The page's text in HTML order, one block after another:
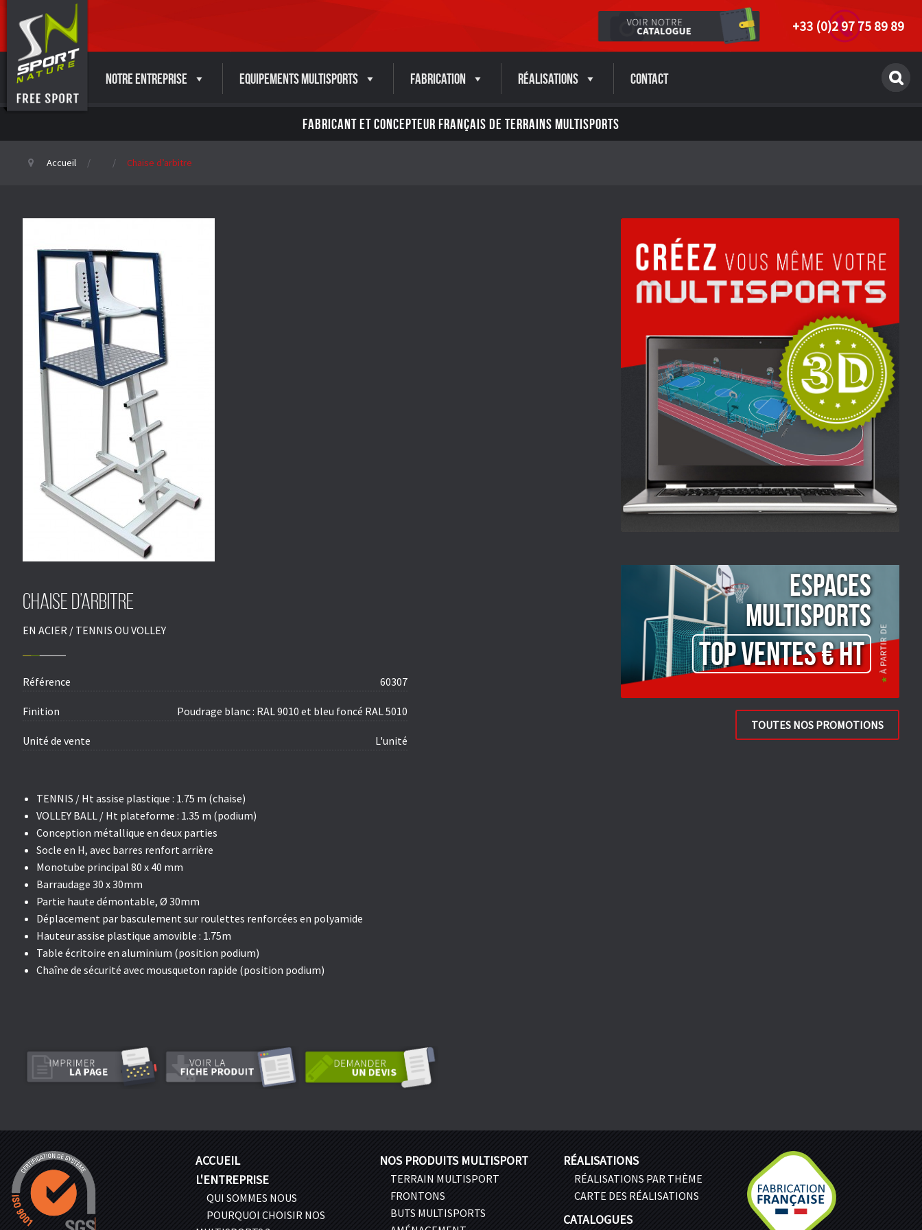
+33 (0)2 97 75 89 89
Notre entreprise Equipements Multisports Fabrication Réalisations Contact
FABRICANT ET CONCEPTEUR FRANÇAIS DE TERRAINS MULTISPORTS
Accueil Chaise d’arbitre
Chaise d’arbitre
EN ACIER / TENNIS OU VOLLEY
Référence 60307
Finition Poudrage blanc : RAL 9010 et bleu foncé RAL 5010
Unité de vente L'unité
TENNIS / Ht assise plastique : 1.75 m (chaise)
VOLLEY BALL / Ht plateforme : 1.35 m (podium)
Conception métallique en deux parties
Socle en H, avec barres renfort arrière
Monotube principal 80 x 40 mm
Barraudage 30 x 30mm
Partie haute démontable, Ø 30mm
Déplacement par basculement sur roulettes renforcées en polyamide
Hauteur assise plastique amovible : 1.75m
Table écritoire en aluminium (position podium)
Chaîne de sécurité avec mousqueton rapide (position podium)
ESPACES
Multisports
TOP VENTES € HT
TOUTES NOS PROMOTIONS
ACCUEIL
L'ENTREPRISE
QUI SOMMES NOUS
POURQUOI CHOISIR NOS
NOS PRODUITS MULTISPORT
TERRAIN MULTISPORT
FRONTONS
BUTS MULTISPORTS
RÉALISATIONS
RÉALISATIONS PAR THÈME
CARTE DES RÉALISATIONS
CATALOGUES